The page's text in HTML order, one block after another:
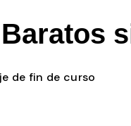
de fin de curso